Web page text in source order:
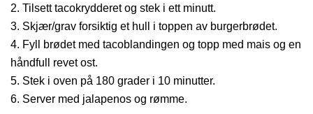
Tilsett tacokrydderet og stek i ett minutt.
Skjær/grav forsiktig et hull i toppen av burgerbrødet.
Fyll brødet med tacoblandingen og topp med mais og en
håndfull revet ost.
Stek i oven på 180 grader i 10 minutter.
Server med jalapenos og rømme.